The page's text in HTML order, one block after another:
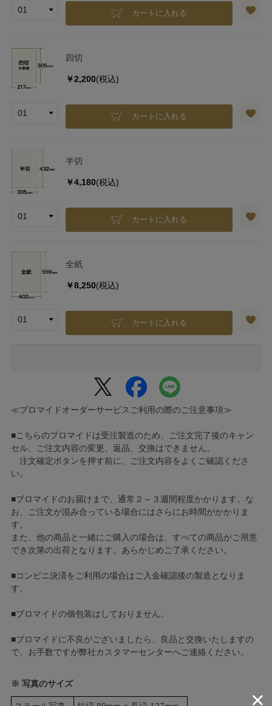
カートに入れる
四切
￥2,200(税込)
カートに入れる
半切
￥4,180(税込)
カートに入れる
全紙
￥8,250(税込)
カートに入れる
≪ブロマイドオーダーサービスご利用の際のご注意事項≫
■こちらのブロマイドは受注製造のため、ご注文完了後のキャン
セル、ご注文内容の変更、返品、交換はできません。
注文確定ボタンを押す前に、ご注文内容をよくご確認くださ
い。
■ブロマイドのお届けまで、通常２～３週間程度かかります。な
お、ご注文が混み合っている場合にはさらにお時間がかかりま
す。
また、他の商品と一緒にご購入の場合は、すべての商品がご用意
でき次第の出荷となります。あらかじめご了承ください。
■コンビニ決済をご利用の場合はご入金確認後の製造となりま
す。
■ブロマイドの個包装はしておりません。
■ブロマイドに不良がございましたら、良品と交換いたしますの
で、お手数ですが弊社カスタマーセンターへご連絡ください。
※ 写真のサイズ